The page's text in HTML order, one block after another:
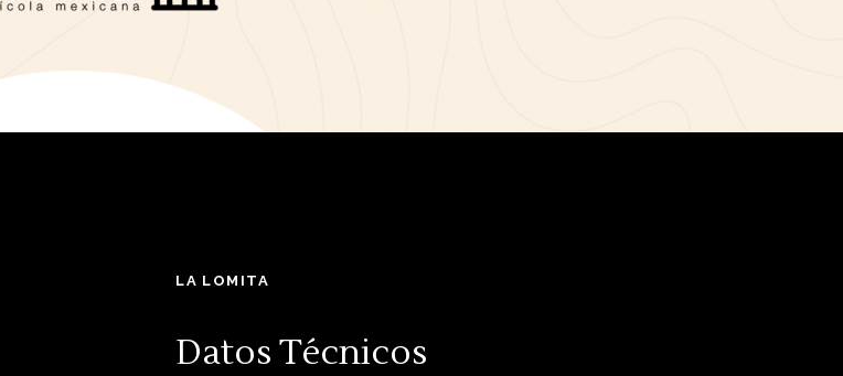
LA LOMITA
Datos Técnicos